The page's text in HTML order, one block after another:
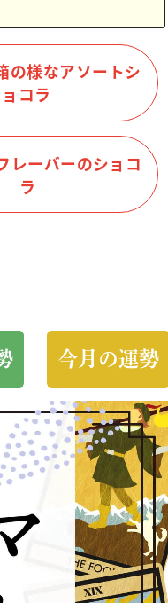
の様なアソートシ
ョコラ
レーバーのショコ
ラ
今月の運勢